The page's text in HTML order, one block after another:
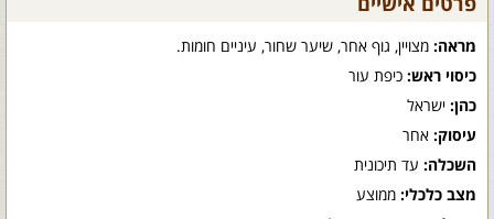
מראה: מצויין, גוף אחר, שיער שחור, עיניים חומות.
כיסוי ראש: כיפת עור
כהן: ישראל
עיסוק: אחר
השכלה: עד תיכונית
מצב כלכלי: ממוצע